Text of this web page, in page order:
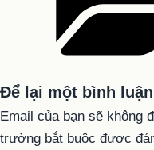
Để lại một bình luận
Email của bạn sẽ không
trường bắt buộc được